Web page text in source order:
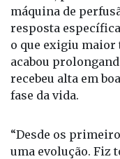
máquina de
resposta
o que exigiu maior
acabou
recebeu alta em
fase da vida.
“Desde os
uma evolução. Fiz